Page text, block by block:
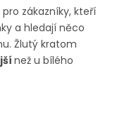
zákazníky, kteří
a hledají něco
Žlutý kratom
než u bílého